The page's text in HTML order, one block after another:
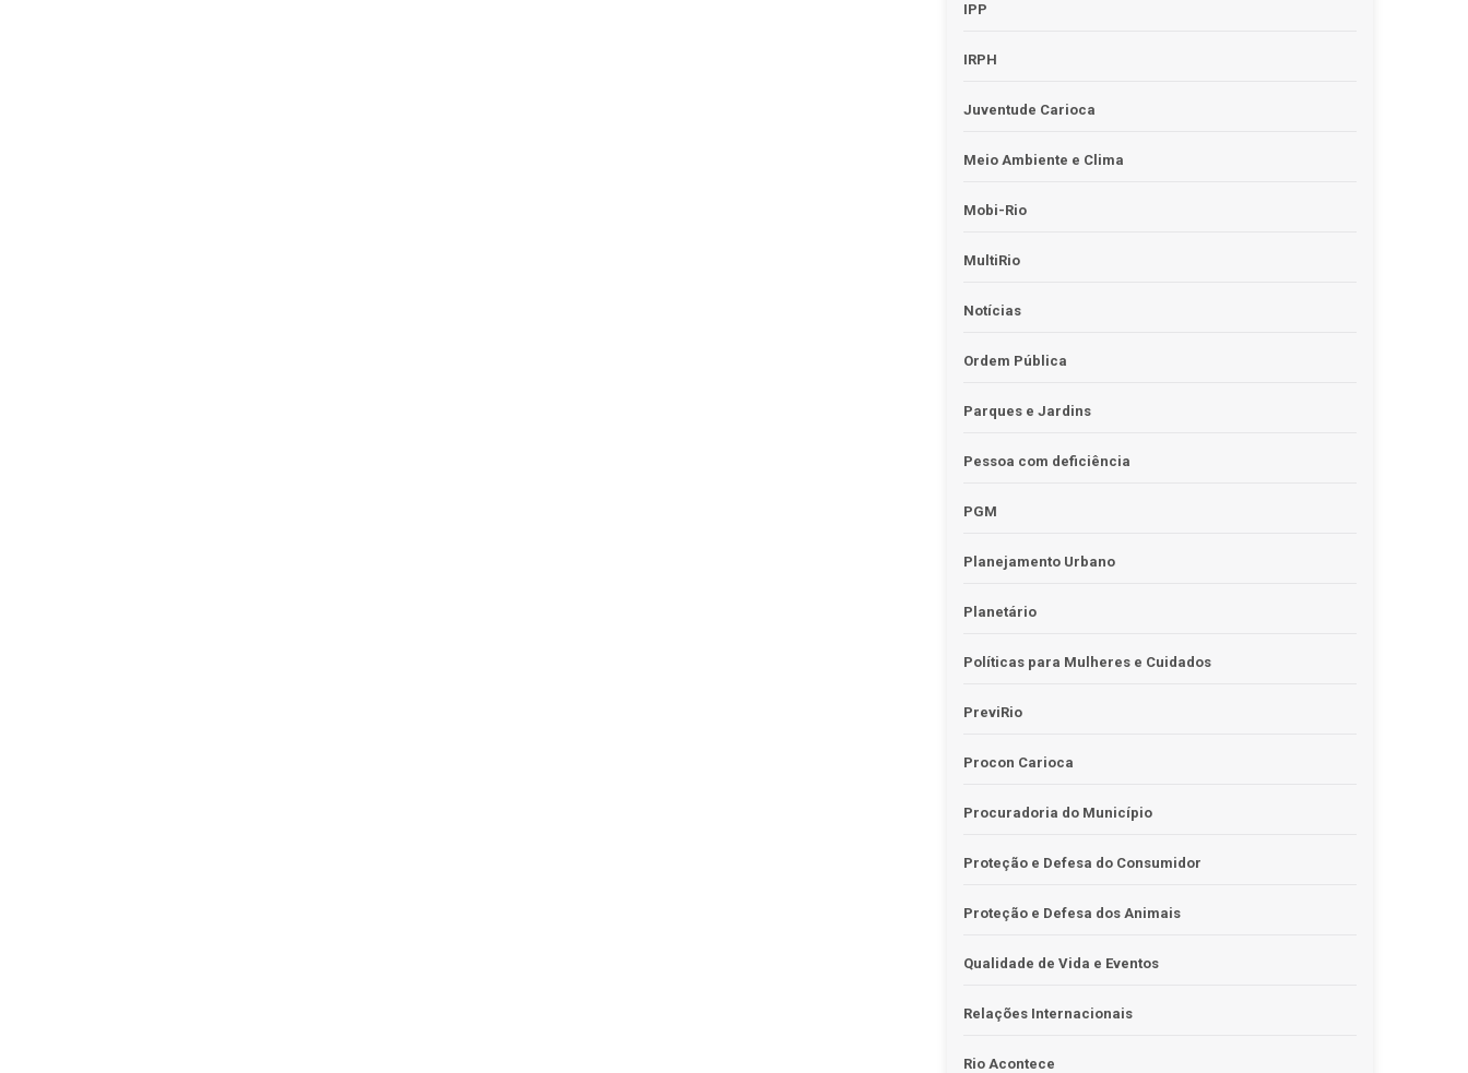
IPP
IRPH
Juventude Carioca
Meio Ambiente e Clima
Mobi-Rio
MultiRio
Notícias
Ordem Pública
Parques e Jardins
Pessoa com deficiência
PGM
Planejamento Urbano
Planetário
Políticas para Mulheres e Cuidados
PreviRio
Procon Carioca
Procuradoria do Município
Proteção e Defesa do Consumidor
Proteção e Defesa dos Animais
Qualidade de Vida e Eventos
Relações Internacionais
Rio Acontece